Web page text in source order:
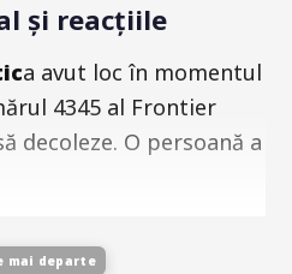
și reacțiile
a avut loc în momentul
4345 al Frontier
decoleze. O persoană a
mai departe